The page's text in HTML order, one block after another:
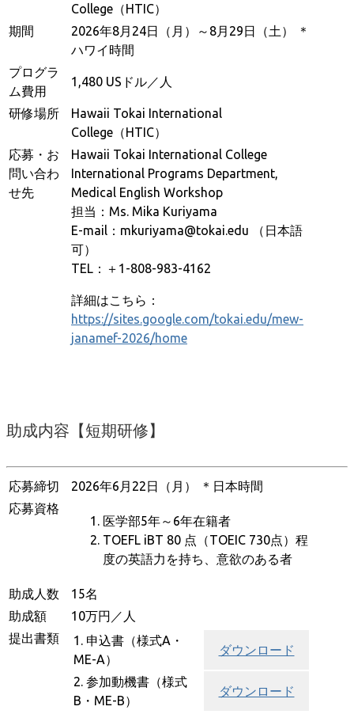
College（HTIC）
期間
2026年8月24日（月）～8月29日（土） ＊
ハワイ時間
プログラ
ム費用
1,480 USドル／人
研修場所
Hawaii Tokai International
College（HTIC）
応募・お
問い合わ
せ先
Hawaii Tokai International College
International Programs Department,
Medical English Workshop
担当：Ms. Mika Kuriyama
E-mail：mkuriyama@tokai.edu （日本語
可）
TEL：＋1-808-983-4162
詳細はこちら：
https://sites.google.com/tokai.edu/mew-
janamef-2026/home
助成内容【短期研修】
応募締切
2026年6月22日（月） ＊日本時間
応募資格
医学部5年～6年在籍者
TOEFL iBT 80 点（TOEIC 730点）程
度の英語力を持ち、意欲のある者
助成人数
15名
助成額
10万円／人
提出書類
1. 申込書（様式A・
ME-A）
ダウンロード
2. 参加動機書（様式
B・ME-B）
ダウンロード